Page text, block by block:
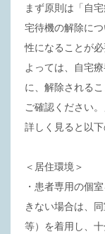
まず原則は「自
宅待機の解除に
性になることが
よっては、自宅
に、解除される
ご確認ください
詳しく見ると以下
＜居住環境＞
・患者専用の個
きない場合は、
等）を着用し、十